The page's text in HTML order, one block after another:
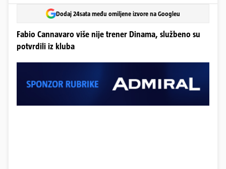
Dodaj 24sata među omiljene izvore na Googleu
Fabio Cannavaro više nije trener Dinama, službeno su
potvrdili iz kluba